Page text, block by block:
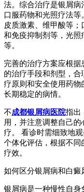
法。综合治疗是银屑病
口服药物和光照疗法
皮质激素、维甲酸等；
和免疫抑制剂等，光
等。
完善的治疗方案应根据
的治疗手段和剂型，
疗原则和安全使用药
长期稳定的病情。
不成都银屑病医院指出
用，并注意调整自己
疗。 看诊时需细致地
个体化评估，根据不
疗效。
如何区分银屑病和白癜
银屑病是一种慢性自